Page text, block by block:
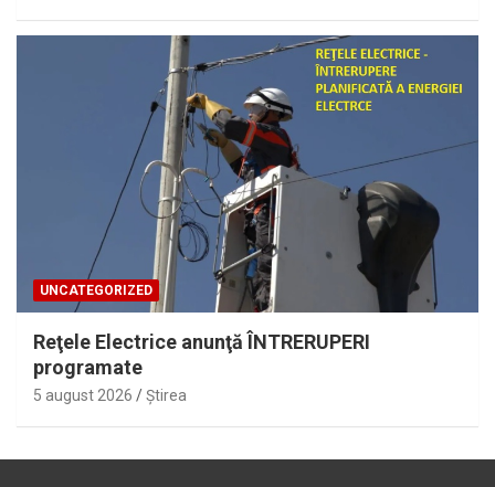
UNCATEGORIZED
Reţele Electrice anunţă ÎNTRERUPERI
programate
5 august 2026 Ştirea